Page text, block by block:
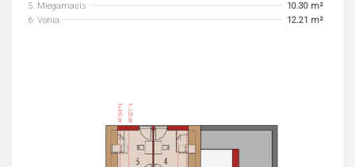
5. Miegamasis
10.30 m²
6. Vonia
12.21 m²